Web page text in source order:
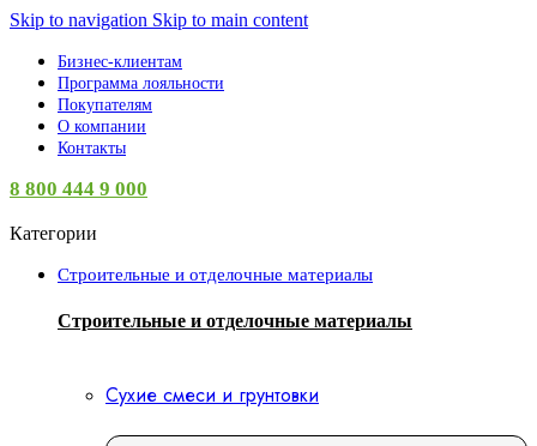
Skip to navigation Skip to main content
Бизнес-клиентам
Программа лояльности
Покупателям
О компании
Контакты
8 800 444 9 000
Категории
Строительные и отделочные материалы
Строительные и отделочные материалы
Сухие смеси и грунтовки